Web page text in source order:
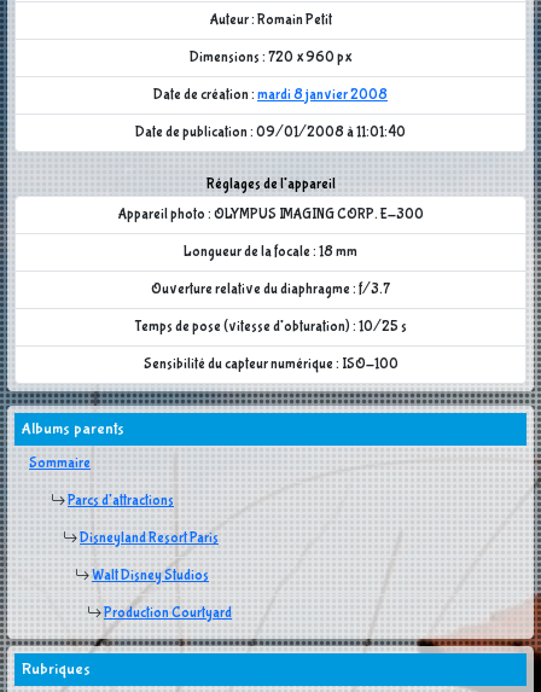
Auteur : Romain Petit
Dimensions : 720 x 960 px
Date de création : mardi 8 janvier 2008
Date de publication : 09/01/2008 à 11:01:40
Réglages de l'appareil
Appareil photo : OLYMPUS IMAGING CORP. E-300
Longueur de la focale : 18 mm
Ouverture relative du diaphragme : f/3.7
Temps de pose (vitesse d'obturation) : 10/25 s
Sensibilité du capteur numérique : ISO-100
Albums parents
Sommaire
Parcs d'attractions
Disneyland Resort Paris
Walt Disney Studios
Production Courtyard
Rubriques